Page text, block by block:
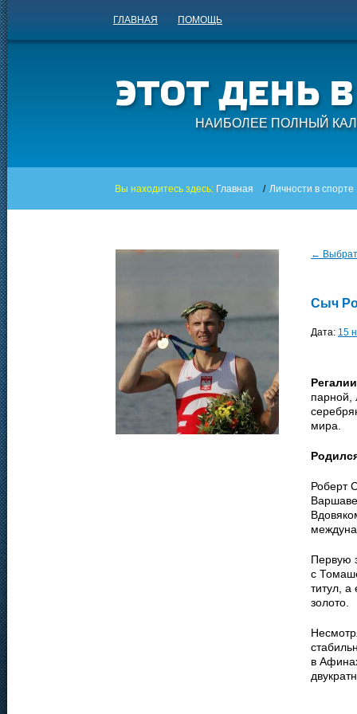
ГЛАВНАЯ ПОМОЩЬ
НАИБОЛЕЕ ПОЛНЫЙ
Вы находитесь здесь: Главная / Личности в спорте
←
Сыч
Дата: 15
парной,
мира.
Роберт
Первую
с
титул,
золото.
в